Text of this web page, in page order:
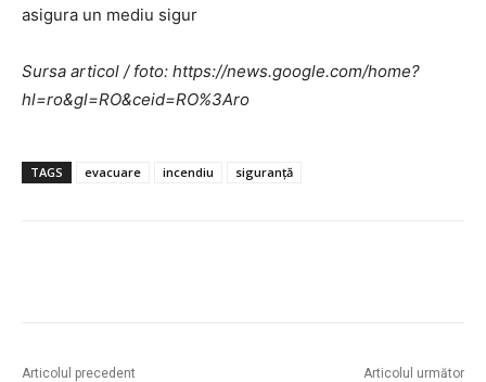
asigura un mediu sigur
Sursa articol / foto: https://news.google.com/home?
hl=ro&gl=RO&ceid=RO%3Aro
TAGS evacuare incendiu siguranță
Articolul precedent Articolul următor